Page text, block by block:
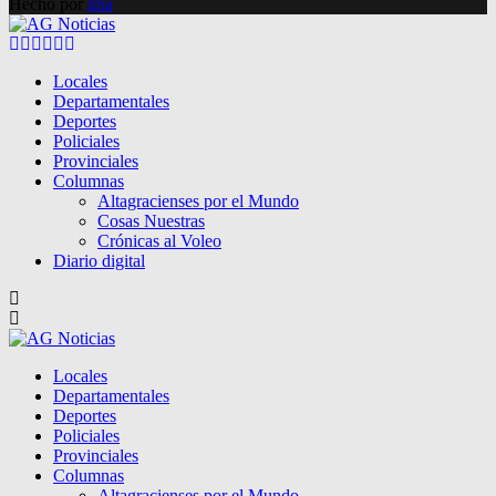
Facebook
Twitter
Instagram
Pinterest
Google
Locales
Departamentales
Deportes
Policiales
Provinciales
Columnas
Altagracienses por el Mundo
Cosas Nuestras
Crónicas al Voleo
Diario digital
Locales
Departamentales
Deportes
Policiales
Provinciales
Columnas